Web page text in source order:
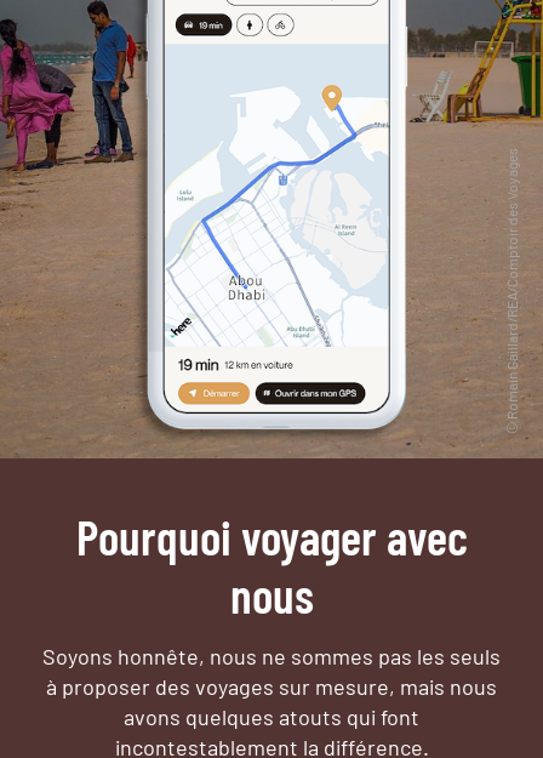
Pourquoi voyager avec
nous
Soyons honnête, nous ne sommes pas les seuls
à proposer des voyages sur mesure, mais nous
avons quelques atouts qui font
incontestablement la différence.